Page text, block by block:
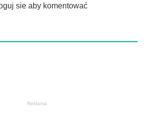
sie aby komentować
Reklama